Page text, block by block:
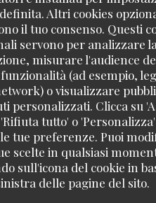
Altri cookies
il tuo consenso. Questi
servono per analizzare
misurare l'audience
(ad esempio,
o visualizzare
personalizzati. Clicca su
tutto' o
tue preferenze. Puoi
scelte in qualsiasi
sull'icona del cookie in
delle pagine del sito.
has been memorable is
to welcoming you back
2
: 2/5 CUCINA:
unprofessional and
several times on my